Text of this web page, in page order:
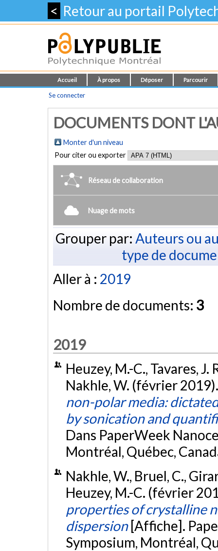
< Retour au portail
Accueil À propos Déposer Parcourir
Se connecter
DOCUMENTS DONT
Monter d'un niveau
Pour citer ou exporter
Réseau de collaboration
Nuage de mots
Grouper par: Auteurs ou
type de
Aller à : 2019
Nombre de documents: 3
2019
Heuzey, M.-C., Tavares, J.
Nakhle, W. (février
non-polar media:
by sonication and
Dans PaperWeek
Montréal, Québec,
Nakhle, W., Bruel, C.,
Heuzey, M.-C. (février
properties of crystalline
dispersion [Affiche].
Symposium, Montréal,